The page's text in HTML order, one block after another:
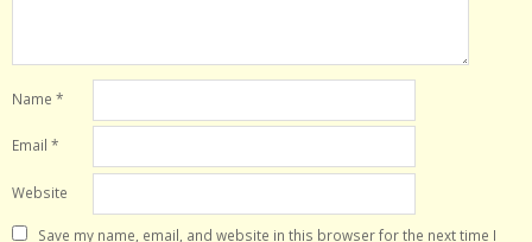
Name *
Email *
Website
Save my name, email, and website in this browser for the next time I